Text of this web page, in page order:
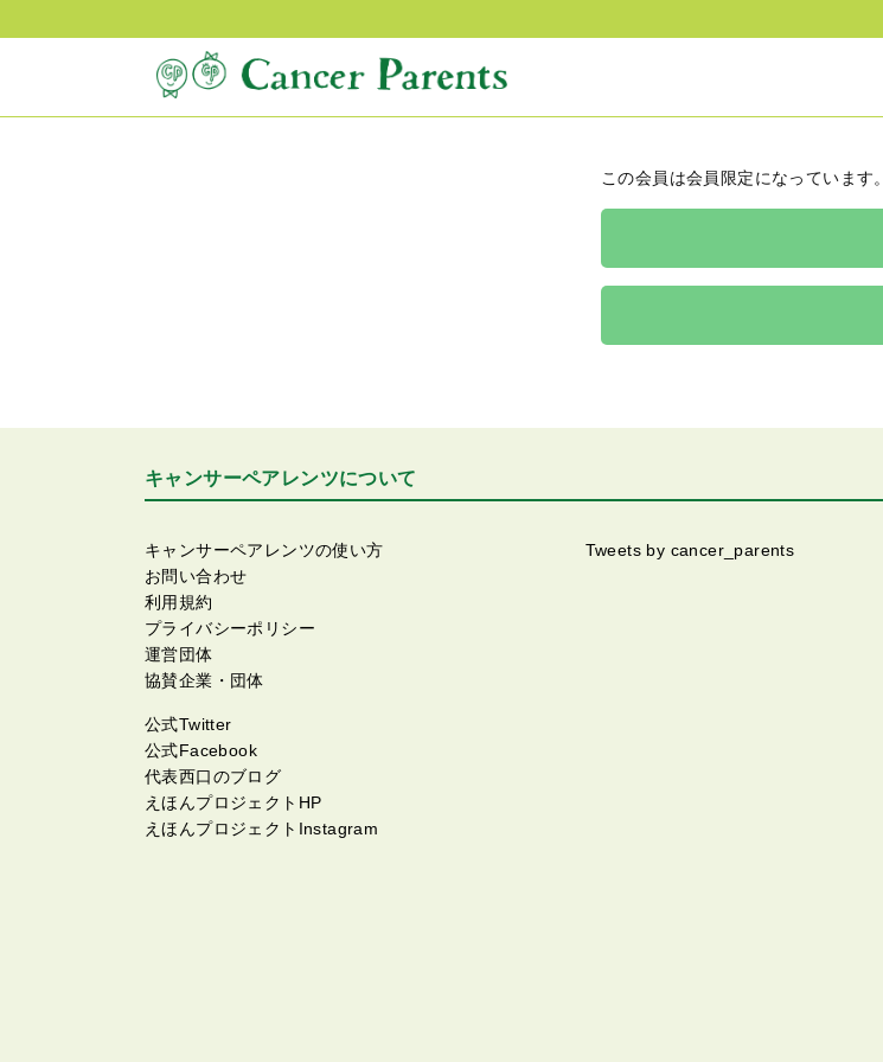
この会員は会員限定になっています。
キャンサーペアレンツについて
キャンサーペアレンツの使い方
お問い合わせ
利用規約
プライバシーポリシー
運営団体
協賛企業・団体
公式Twitter
公式Facebook
代表西口のブログ
えほんプロジェクトHP
えほんプロジェクトInstagram
Tweets by cancer_parents